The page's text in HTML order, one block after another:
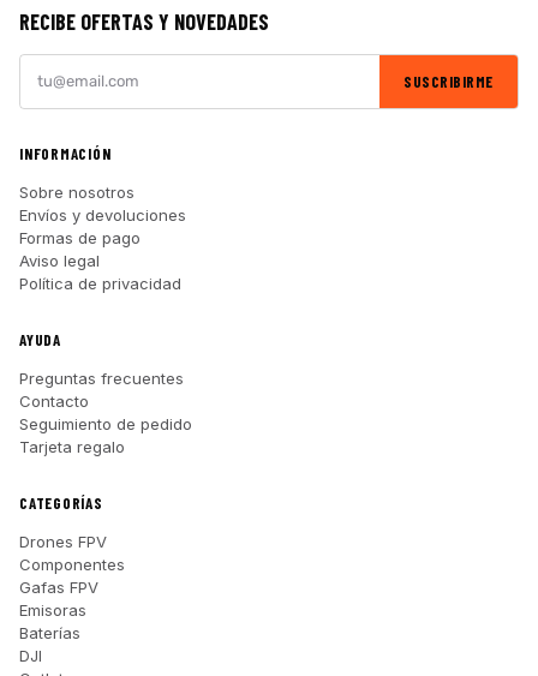
RECIBE OFERTAS Y NOVEDADES
SUSCRIBIRME
INFORMACIÓN
Sobre nosotros
Envíos y devoluciones
Formas de pago
Aviso legal
Política de privacidad
AYUDA
Preguntas frecuentes
Contacto
Seguimiento de pedido
Tarjeta regalo
CATEGORÍAS
Drones FPV
Componentes
Gafas FPV
Emisoras
Baterías
DJI